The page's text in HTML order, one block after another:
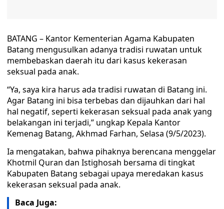
BATANG – Kantor Kementerian Agama Kabupaten
Batang mengusulkan adanya tradisi ruwatan untuk
membebaskan daerah itu dari kasus kekerasan
seksual pada anak.
“Ya, saya kira harus ada tradisi ruwatan di Batang ini.
Agar Batang ini bisa terbebas dan dijauhkan dari hal
hal negatif, seperti kekerasan seksual pada anak yang
belakangan ini terjadi,” ungkap Kepala Kantor
Kemenag Batang, Akhmad Farhan, Selasa (9/5/2023).
Ia mengatakan, bahwa pihaknya berencana menggelar
Khotmil Quran dan Istighosah bersama di tingkat
Kabupaten Batang sebagai upaya meredakan kasus
kekerasan seksual pada anak.
Baca Juga: